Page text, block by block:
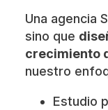
Una agencia
sino que
crecimiento
nuestro
Estudio